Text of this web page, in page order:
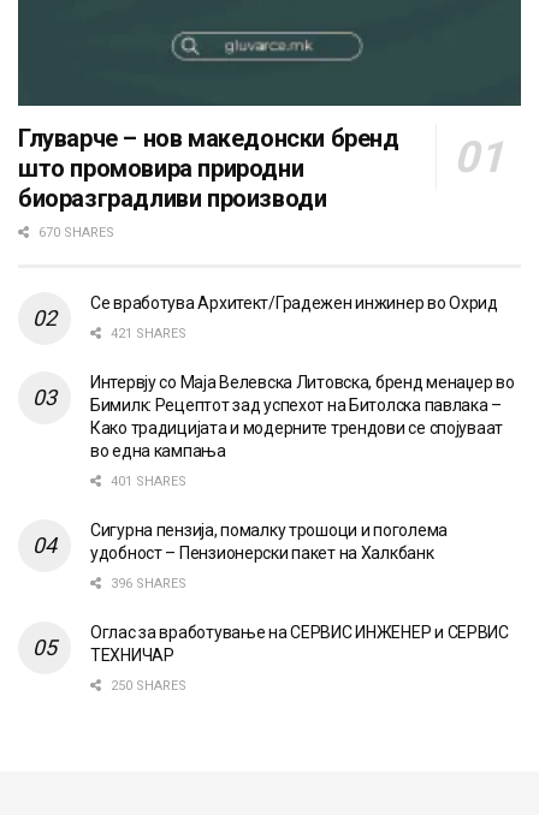
Глуварче – нов македонски бренд
што промовира природни
биоразградливи производи
670 SHARES
Се вработува Архитект/Градежен инжинер во Охрид
421 SHARES
Интервју со Маја Велевска Литовска, бренд менаџер во
Бимилк: Рецептот зад успехот на Битолска павлака –
Како традицијата и модерните трендови се спојуваат
во една кампања
401 SHARES
Сигурна пензија, помалку трошоци и поголема
удобност – Пензионерски пакет на Халкбанк
396 SHARES
Оглас за вработување на СЕРВИС ИНЖЕНЕР и СЕРВИС
ТЕХНИЧАР
250 SHARES